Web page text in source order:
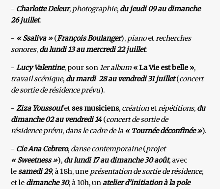
- Charlotte Deleur, photographie, du jeudi 09 au dimanche
26 juillet.
- « Ssaliva »(François Boulanger), pianoetrecherches
sonores, du lundi 13 au mercredi 22 juillet.
-Lucy Valentine, pour son 1er album « La Vie est belle »,
travail scénique, du mardi 28 au vendredi 31 juillet(concert
de sortie de résidence prévu).
-Ziza Youssoufet ses musiciens, créationetrépétitions, du
dimanche 02 au vendredi 14(concert de sortie de
résidence prévu, dans le cadre de la « Tournée déconfinée »).
- Cie Ana Cebrero, danse contemporaine(projet
« Sweetness »), du lundi 17 au dimanche 30 août, avec
lesamedi 29, à 18h, une présentation de sortie de résidence,
et le dimanche 30, à 10h, unatelier d’initiation à la pole